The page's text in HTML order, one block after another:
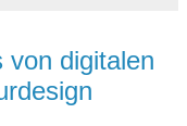
von digitalen